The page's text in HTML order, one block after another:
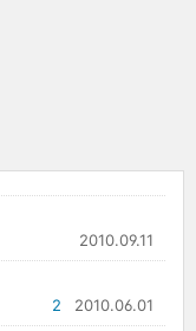
2010.09.11
2010.06.01
2